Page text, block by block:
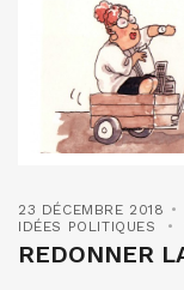
23 DÉCEMBRE 2018
IDÉES POLITIQUES
REDONNER